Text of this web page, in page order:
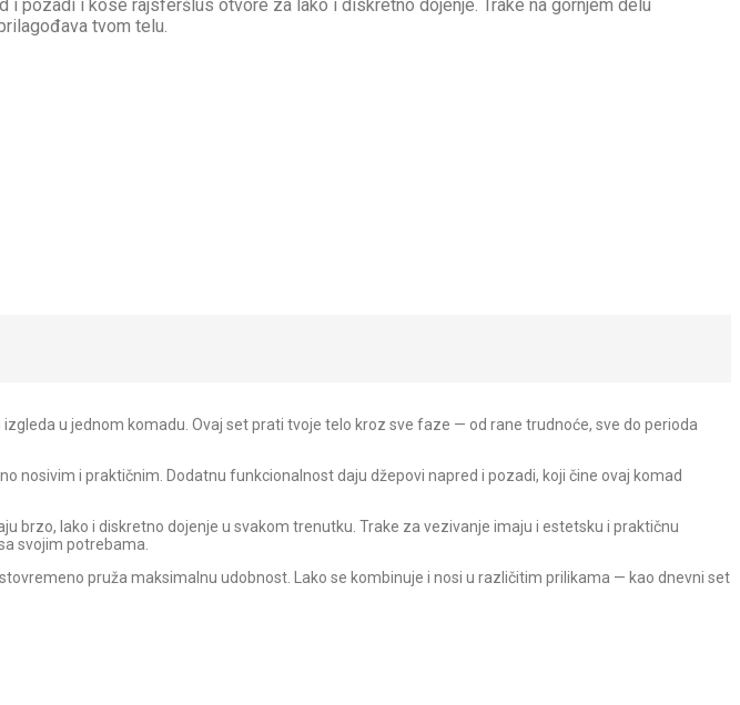
pozadi i kose rajsferšlus otvore za lako i diskretno dojenje. Trake na gornjem delu
tvom telu.
u jednom komadu. Ovaj set prati tvoje telo kroz sve faze — od rane trudnoće, sve do perioda
nosivim i praktičnim. Dodatnu funkcionalnost daju džepovi napred i pozadi, koji čine ovaj komad
brzo, lako i diskretno dojenje u svakom trenutku. Trake za vezivanje imaju i estetsku i praktičnu
svojim potrebama.
pruža maksimalnu udobnost. Lako se kombinuje i nosi u različitim prilikama — kao dnevni set